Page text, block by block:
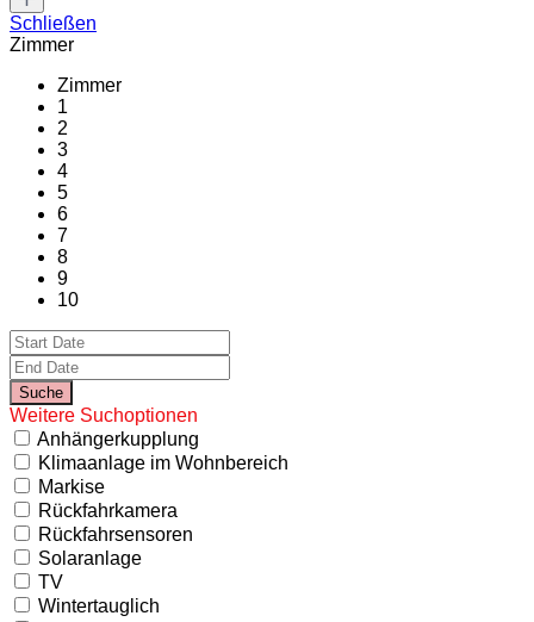
Schließen
Zimmer
Zimmer
1
2
3
4
5
6
7
8
9
10
Weitere Suchoptionen
Anhängerkupplung
Klimaanlage im Wohnbereich
Markise
Rückfahrkamera
Rückfahrsensoren
Solaranlage
TV
Wintertauglich